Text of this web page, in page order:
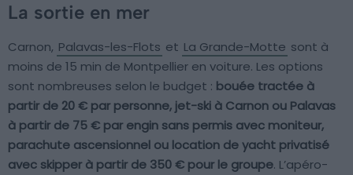
La sortie en mer
Carnon, Palavas-les-Flots et La Grande-Motte sont à
moins de 15 min de Montpellier en voiture. Les options
sont nombreuses selon le budget : bouée tractée à
partir de 20 € par personne, jet-ski à Carnon ou Palavas
à partir de 75 € par engin sans permis avec moniteur,
parachute ascensionnel ou location de yacht privatisé
avec skipper à partir de 350 € pour le groupe. L’apéro-